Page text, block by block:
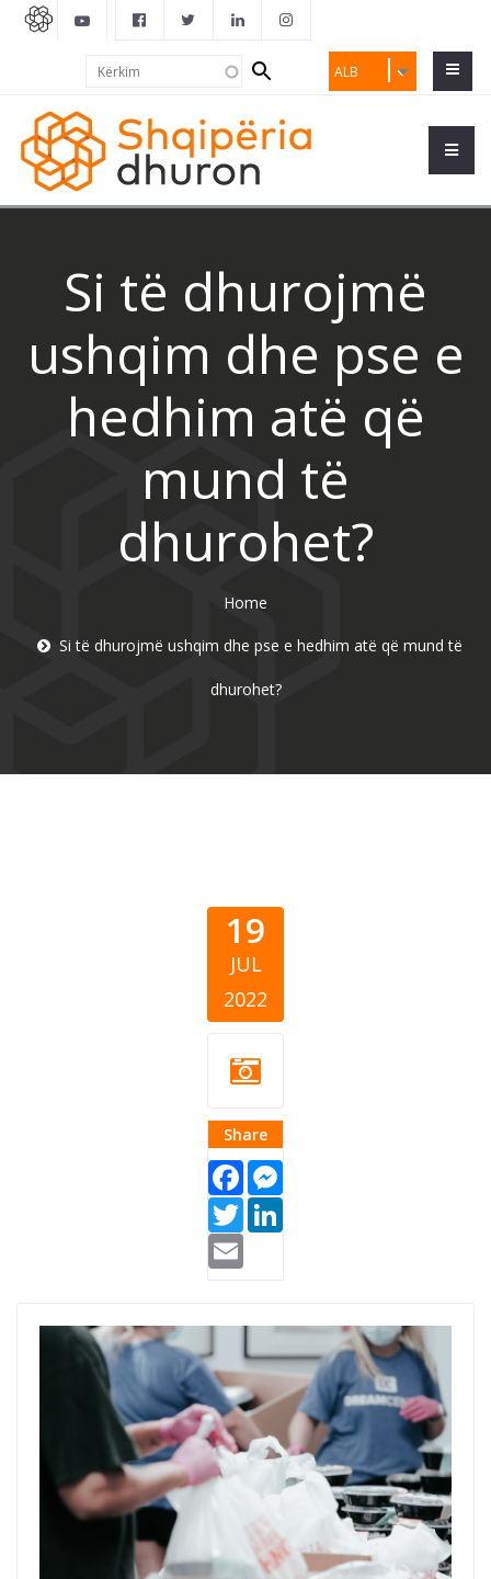
ALB
Search
form
Si të dhurojmë
ushqim dhe pse e
hedhim atë që
mund të
dhurohet?
Home
Si të dhurojmë ushqim dhe pse e hedhim atë që mund të
dhurohet?
19
JUL
2022
Share
Facebook
Twitter
hrana-12.png